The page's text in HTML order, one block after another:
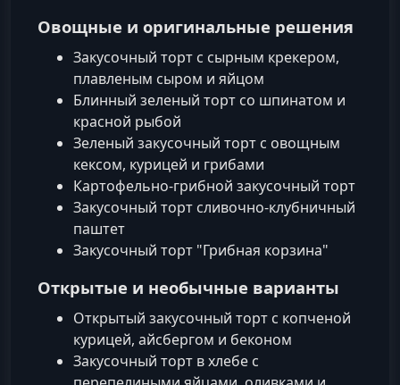
Овощные и оригинальные решения
Закусочный торт с сырным крекером,
плавленым сыром и яйцом
Блинный зеленый торт со шпинатом и
красной рыбой
Зеленый закусочный торт с овощным
кексом, курицей и грибами
Картофельно-грибной закусочный торт
Закусочный торт сливочно-клубничный
паштет
Закусочный торт "Грибная корзина"
Открытые и необычные варианты
Открытый закусочный торт с копченой
курицей, айсбергом и беконом
Закусочный торт в хлебе с